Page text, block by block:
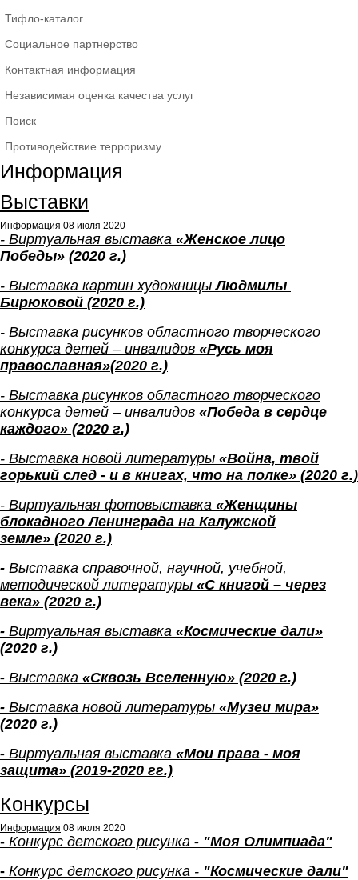
Тифло-каталог
Социальное партнерство
Контактная информация
Независимая оценка качества услуг
Поиск
Противодействие терроризму
Информация
Выставки
Информация 08 июля 2020
- Виртуальная выставка «Женское лицо
Победы» (2020 г.)
- Выставка картин художницы Людмилы
Бирюковой (2020 г.)
- Выставка рисунков областного творческого
конкурса детей – инвалидов «Русь моя
православная»(2020 г.)
- Выставка рисунков областного творческого
конкурса детей – инвалидов «Победа в сердце
каждого» (2020 г.)
- Выставка новой литературы «Война, твой
горький след - и в книгах, что на полке» (2020 г.)
- Виртуальная фотовыставка «Женщины
блокадного Ленинграда на Калужской
земле» (2020 г.)
- Выставка справочной, научной, учебной,
методической литературы «С книгой – через
века» (2020 г.)
- Виртуальная выставка «Космические дали»
(2020 г.)
- Выставка «Сквозь Вселенную» (2020 г.)
- Выставка новой литературы «Музеи мира»
(2020 г.)
- Виртуальная выставка «Мои права - моя
защита» (2019-2020 гг.)
Конкурсы
Информация 08 июля 2020
- Конкурс детского рисунка - "Моя Олимпиада"
- Конкурс детского рисунка - "Космические дали"